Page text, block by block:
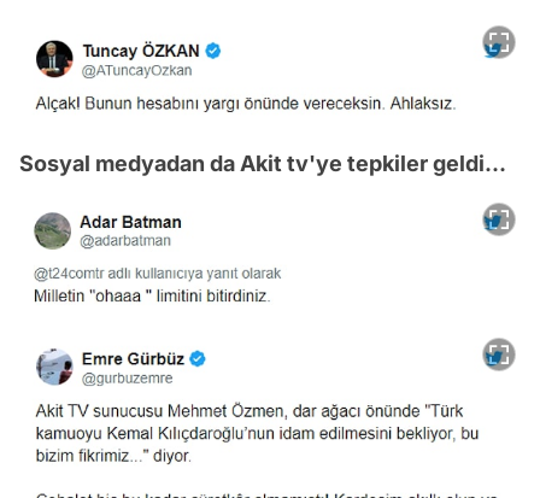
Sosyal medyadan da Akit tv'ye tepkiler geldi...